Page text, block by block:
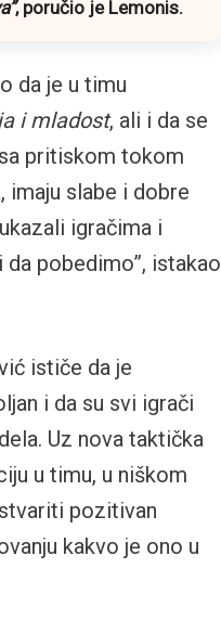
, poručio je Lemonis.
da je u timu
i mladost, ali i da se
pritiskom tokom
imaju slabe i dobre
igračima i
pobedimo”, istakao
ističe da je
i da su svi igrači
Uz nova taktička
u timu, u niškom
pozitivan
kakvo je ono u